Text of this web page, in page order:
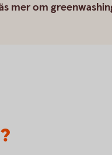
mer om